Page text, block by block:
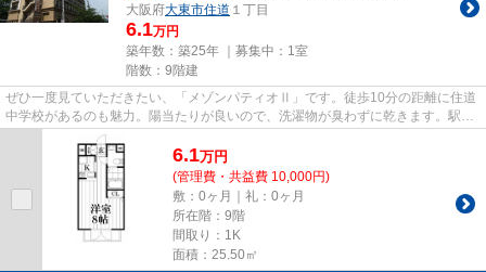
大阪府大東市住道 １丁目
6.1万円
築年数：築25年 ｜募集中： 1室
階数：9階建
ぜひ一度見ていただきたい、「メゾンパティオⅡ」です。徒歩10分の距離に住道
中学校があるのも魅力。陽当たりが良いので、洗濯物が臭わずに乾きます。駅か
ら徒歩7分に立地する、魅力的...
6.1万円
(管理費・共益費 10,000円)
敷：0ヶ月｜礼：0ヶ月
所在階：9階
間取り：1K
面積：25.50㎡